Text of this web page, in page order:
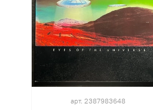
арт. 2387983648